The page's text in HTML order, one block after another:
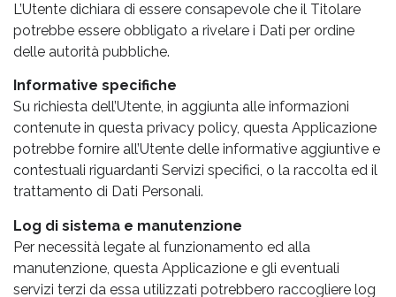
L’Utente dichiara di essere consapevole che il Titolare
potrebbe essere obbligato a rivelare i Dati per ordine
delle autorità pubbliche.
Informative specifiche
Su richiesta dell’Utente, in aggiunta alle informazioni
contenute in questa privacy policy, questa Applicazione
potrebbe fornire all’Utente delle informative aggiuntive e
contestuali riguardanti Servizi specifici, o la raccolta ed il
trattamento di Dati Personali.
Log di sistema e manutenzione
Per necessità legate al funzionamento ed alla
manutenzione, questa Applicazione e gli eventuali
servizi terzi da essa utilizzati potrebbero raccogliere log